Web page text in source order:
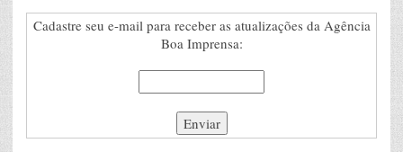
Cadastre seu e-mail para receber as atualizações da Agência
Boa Imprensa: